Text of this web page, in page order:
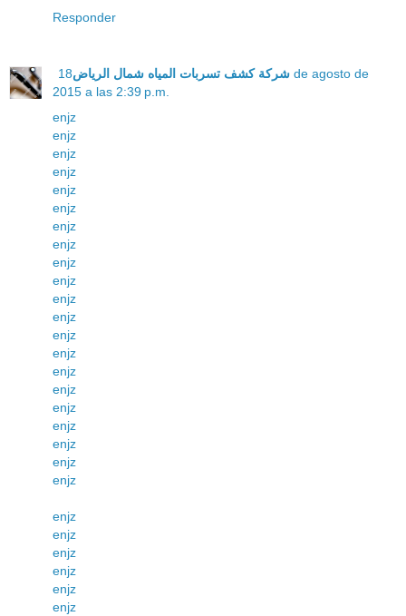
Responder
شركة كشف تسربات المياه شمال الرياض18 de agosto de
2015 a las 2:39 p.m.
enjz
enjz
enjz
enjz
enjz
enjz
enjz
enjz
enjz
enjz
enjz
enjz
enjz
enjz
enjz
enjz
enjz
enjz
enjz
enjz
enjz
enjz
enjz
enjz
enjz
enjz
enjz